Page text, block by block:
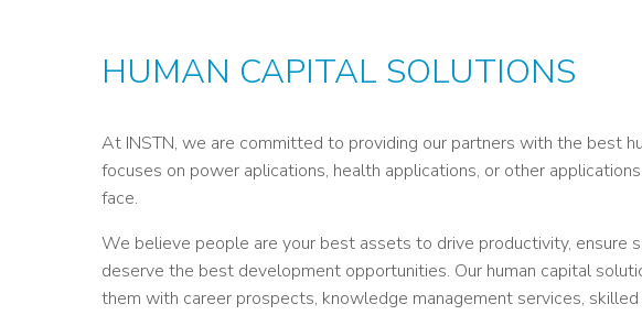
HUMAN CAPITAL SOLUTIONS
At INSTN, we are committed to providing our partners with the best
focuses on power aplications, health applications, or other
face.
We believe people are your best assets to drive productivity, ensure
deserve the best development opportunities. Our human capital
them with career prospects, knowledge management services,